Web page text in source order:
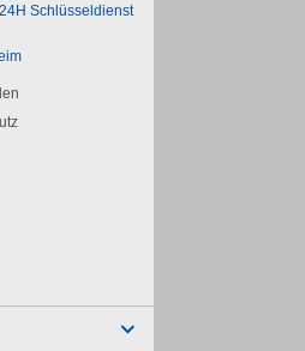
Schlüsseldienst